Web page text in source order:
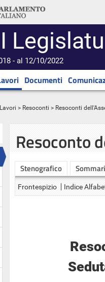
- al 12/10/2022
Documenti
Lavori > Resoconti > Resoconti
Resoconto
Stenografico
Frontespizio Indice